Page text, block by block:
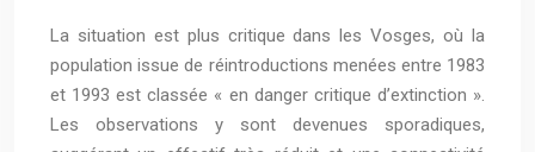
La situation est plus critique dans les Vosges, où la
population issue de réintroductions menées entre 1983
et 1993 est classée « en danger critique d’extinction ».
Les observations y sont devenues sporadiques,